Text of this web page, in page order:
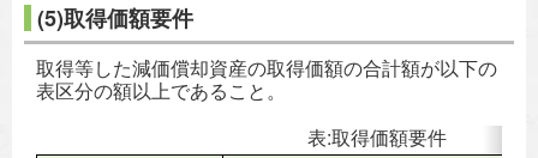
(5)取得価額要件
取得等した減価償却資産の取得価額の合計額が以下の
表区分の額以上であること。
表:取得価額要件